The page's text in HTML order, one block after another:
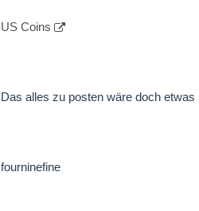
US Coins
Das alles zu posten wäre doch
fourninefine